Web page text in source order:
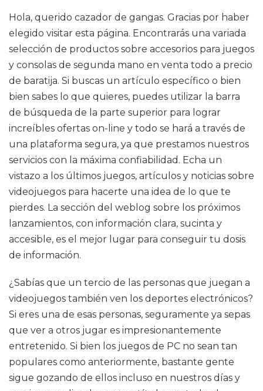
Hola, querido cazador de gangas. Gracias por haber
elegido visitar esta página. Encontrarás una variada
selección de productos sobre accesorios para juegos
y consolas de segunda mano en venta todo a precio
de baratija. Si buscas un artículo específico o bien
bien sabes lo que quieres, puedes utilizar la barra
de búsqueda de la parte superior para lograr
increíbles ofertas on-line y todo se hará a través de
una plataforma segura, ya que prestamos nuestros
servicios con la máxima confiabilidad. Echa un
vistazo a los últimos juegos, artículos y noticias sobre
videojuegos para hacerte una idea de lo que te
pierdes. La sección del weblog sobre los próximos
lanzamientos, con información clara, sucinta y
accesible, es el mejor lugar para conseguir tu dosis
de información.
¿Sabías que un tercio de las personas que juegan a
videojuegos también ven los deportes electrónicos?
Si eres una de esas personas, seguramente ya sepas
que ver a otros jugar es impresionantemente
entretenido. Si bien los juegos de PC no sean tan
populares como anteriormente, bastante gente
sigue gozando de ellos incluso en nuestros días y